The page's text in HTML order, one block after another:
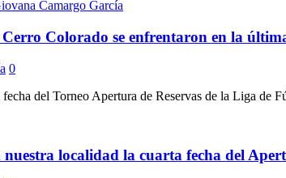
Colorado se enfrentaron en la
0
del Torneo Apertura de Reservas de la Liga de
nuestra localidad la cuarta fecha del